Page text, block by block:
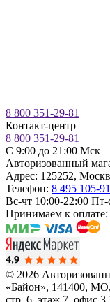
8 800 351-29-81
Контакт-центр
8 800 351-29-81
C 9:00 до 21:00 Мск
Авторизованный
Адрес: 125252,
Телефон: 8 495 105-
Вс-чт 10:00-22:00 Пт-
Принимаем к оплате:
© 2026
«Байон», 141400,